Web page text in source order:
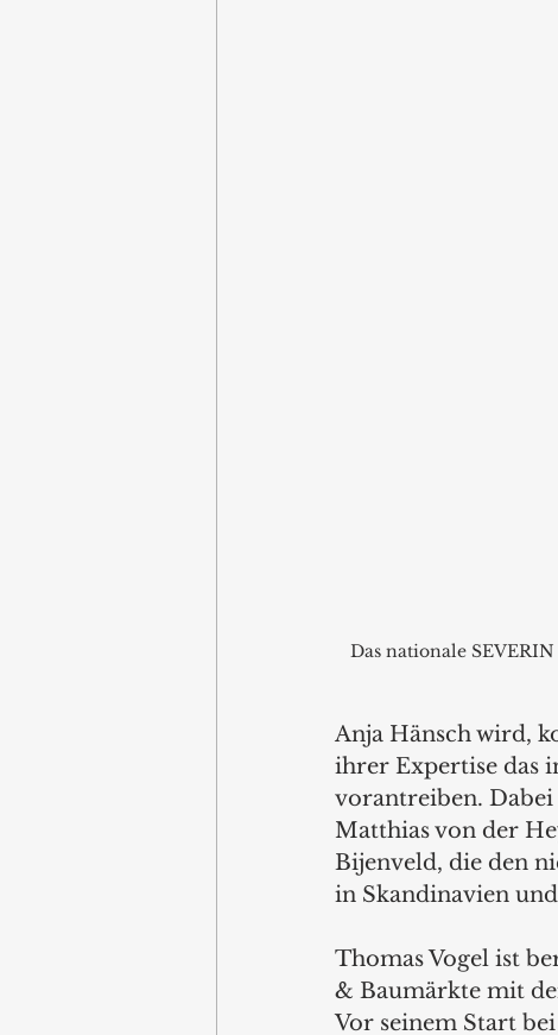
Das nationale
Anja Hänsch wird,
ihrer Expertise das
vorantreiben.
Matthias von der
Bijenveld, die den
in Skandinavien
Thomas Vogel ist
& Baumärkte mit
Vor seinem Start